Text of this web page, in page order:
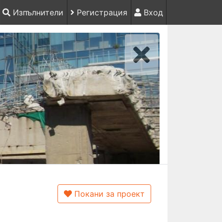
Изпълнители Регистрация Вход
Покани за проект